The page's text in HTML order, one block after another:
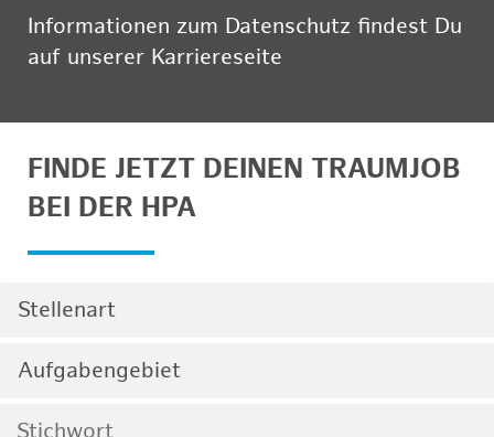
Informationen zum Datenschutz findest Du
auf unserer Karriereseite
FINDE JETZT DEINEN TRAUMJOB
BEI DER HPA
Stellenart
Aufgabengebiet